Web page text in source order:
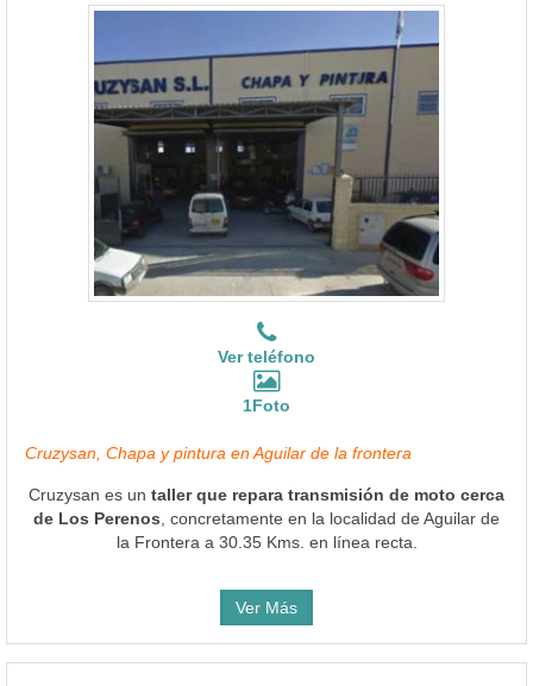
Ver teléfono
1Foto
Cruzysan, Chapa y pintura en Aguilar de la frontera
Cruzysan es un taller que repara transmisión de moto cerca
de Los Perenos , concretamente en la localidad de Aguilar de
la Frontera a 30.35 Kms. en línea recta.
Ver Más